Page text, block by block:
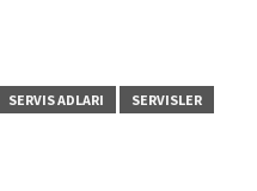
SERVIS ADLARI SERVISLER